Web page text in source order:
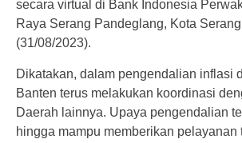
secara virtual di Bank Indonesia
Raya Serang Pandeglang, Kota
(31/08/2023).
Dikatakan, dalam pengendalian inflasi
Banten terus melakukan koordinasi
Daerah lainnya. Upaya pengendalian
hingga mampu memberikan pelayanan